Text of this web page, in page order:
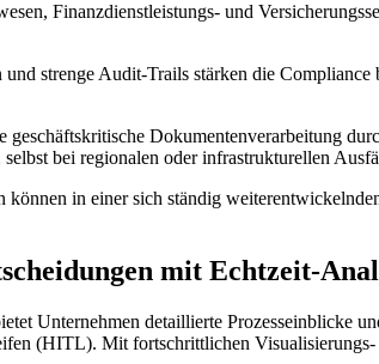
Finanzdienstleistungs- und
strenge Audit-Trails stärken die
geschäftskritische Dokumentenverarbeitung
bei regionalen oder infrastrukturellen
können in einer sich ständig
mit Echtzeit-
Unternehmen detaillierte
(HITL). Mit fortschrittlichen